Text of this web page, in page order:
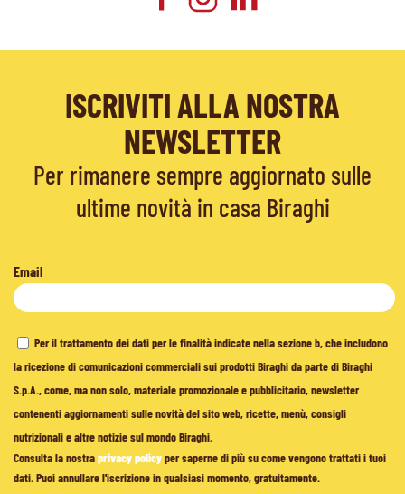
ISCRIVITI ALLA NOSTRA
NEWSLETTER
Per rimanere sempre aggiornato sulle
ultime novità in casa Biraghi
Email
Per il trattamento dei dati per le finalità indicate nella sezione b, che includono
la ricezione di comunicazioni commerciali sui prodotti Biraghi da parte di Biraghi
S.p.A., come, ma non solo, materiale promozionale e pubblicitario, newsletter
contenenti aggiornamenti sulle novità del sito web, ricette, menù, consigli
nutrizionali e altre notizie sul mondo Biraghi.
Consulta la nostraprivacy policyper saperne di più su come vengono trattati i tuoi
dati. Puoi annullare l'iscrizione in qualsiasi momento, gratuitamente.